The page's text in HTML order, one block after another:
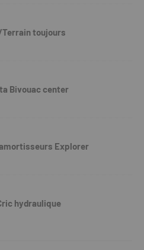
Terrain toujours
Bivouac center
Explorer
hydraulique